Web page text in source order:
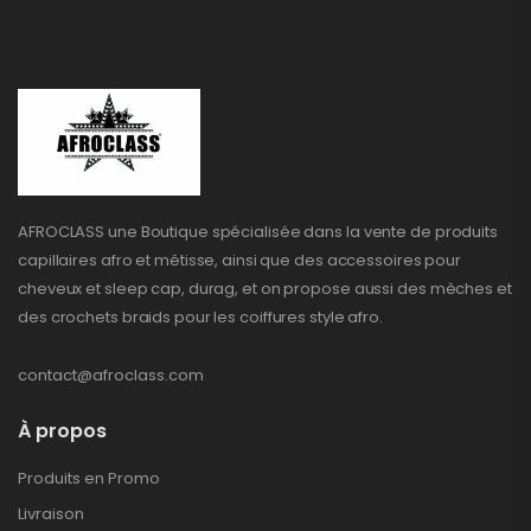
AFROCLASS une Boutique spécialisée dans la vente de produits
capillaires afro et métisse, ainsi que des accessoires pour
cheveux et sleep cap, durag, et on propose aussi des mèches et
des crochets braids pour les coiffures style afro.
contact@afroclass.com
À propos
Produits en Promo
Livraison